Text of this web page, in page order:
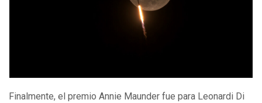
Finalmente, el premio Annie Maunder fue para Leonardi Di